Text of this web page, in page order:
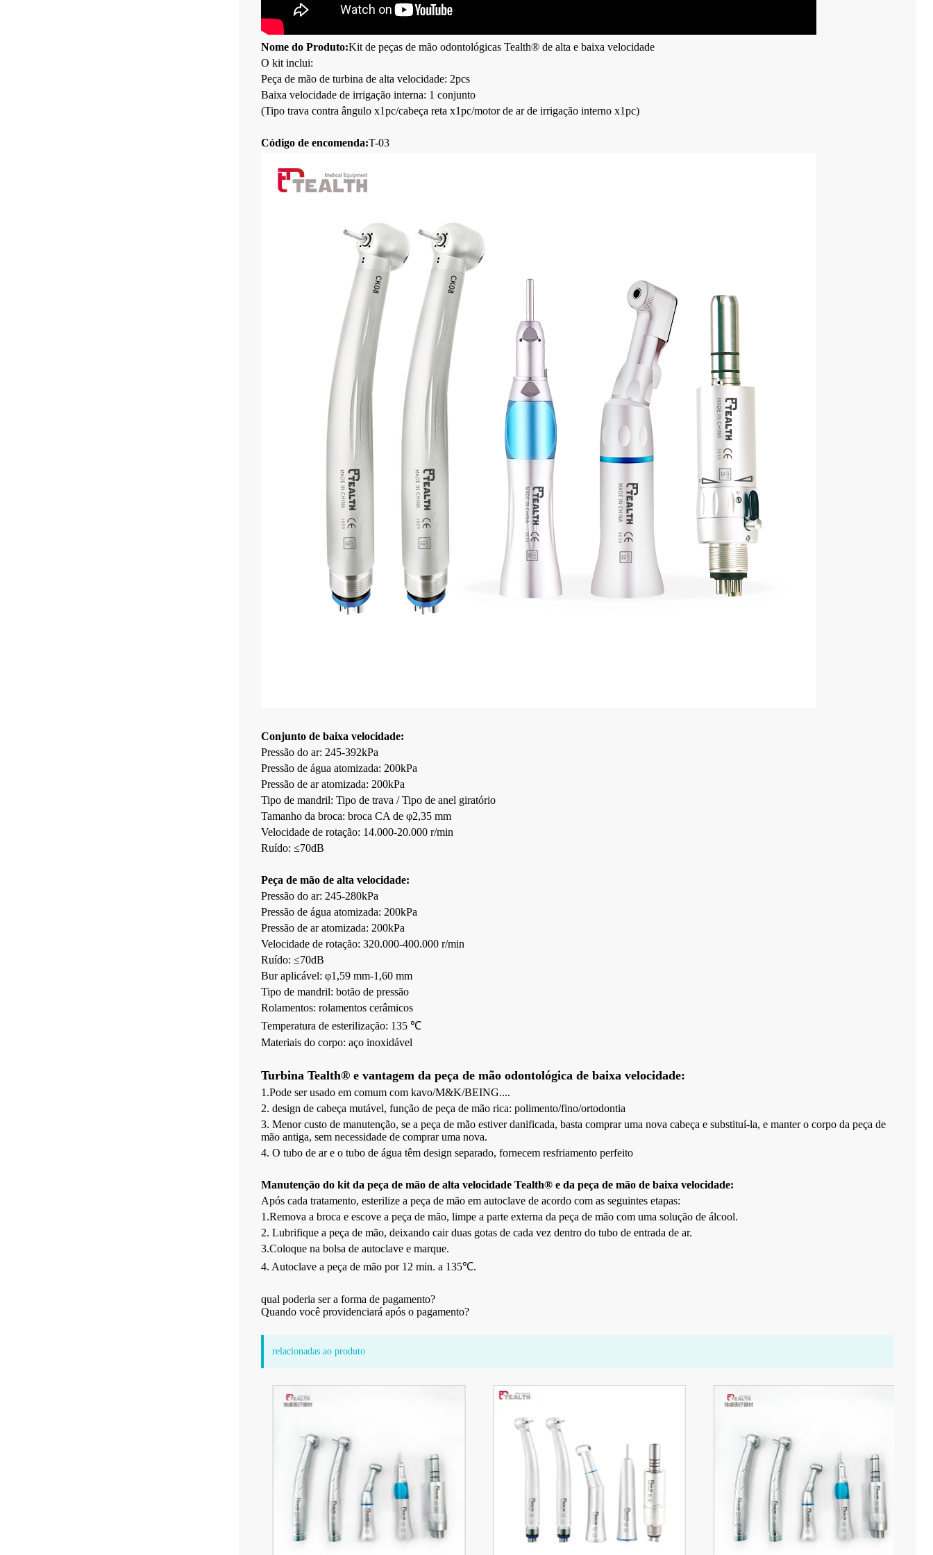
Nome do Produto:Kit de peças de mão odontológicas Tealth® de alta e baixa velocidade
O kit inclui:
Peça de mão de turbina de alta velocidade: 2pcs
Baixa velocidade de irrigação interna: 1 conjunto
(Tipo trava contra ângulo x1pc/cabeça reta x1pc/motor de ar de irrigação interno x1pc)
Código de encomenda:T-03
Conjunto de baixa velocidade:
Pressão do ar: 245-392kPa
Pressão de água atomizada: 200kPa
Pressão de ar atomizada: 200kPa
Tipo de mandril: Tipo de trava / Tipo de anel giratório
Tamanho da broca: broca CA de φ2,35 mm
Velocidade de rotação: 14.000-20.000 r/min
Ruído: ≤70dB
Peça de mão de alta velocidade:
Pressão do ar: 245-280kPa
Pressão de água atomizada: 200kPa
Pressão de ar atomizada: 200kPa
Velocidade de rotação: 320.000-400.000 r/min
Ruído: ≤70dB
Bur aplicável: φ1,59 mm-1,60 mm
Tipo de mandril: botão de pressão
Rolamentos: rolamentos cerâmicos
Temperatura de esterilização: 135 ℃
Materiais do corpo: aço inoxidável
Turbina Tealth® e vantagem da peça de mão odontológica de baixa velocidade:
1.Pode ser usado em comum com kavo/M&K/BEING....
2. design de cabeça mutável, função de peça de mão rica: polimento/fino/ortodontia
3. Menor custo de manutenção, se a peça de mão estiver danificada, basta comprar uma nova cabeça e substituí-la, e manter o corpo da peça de
mão antiga, sem necessidade de comprar uma nova.
4. O tubo de ar e o tubo de água têm design separado, fornecem resfriamento perfeito
Manutenção do kit da peça de mão de alta velocidade Tealth® e da peça de mão de baixa velocidade:
Após cada tratamento, esterilize a peça de mão em autoclave de acordo com as seguintes etapas:
1.Remova a broca e escove a peça de mão, limpe a parte externa da peça de mão com uma solução de álcool.
2. Lubrifique a peça de mão, deixando cair duas gotas de cada vez dentro do tubo de entrada de ar.
3.Coloque na bolsa de autoclave e marque.
4. Autoclave a peça de mão por 12 min. a 135℃.
qual poderia ser a forma de pagamento?
Quando você providenciará após o pagamento?
relacionadas ao produto